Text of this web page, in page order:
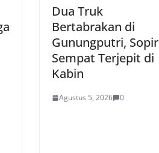
Dua Truk
Bertabrakan di
Gunungputri, Sopir
Sempat Terjepit di
Kabin
Agustus 5, 2026 0